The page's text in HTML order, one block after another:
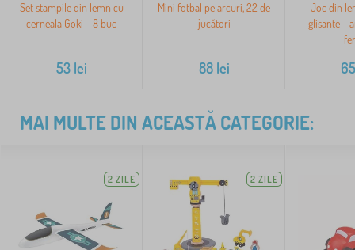
Set stampile din lemn cu
cerneala Goki - 8 buc
53lei
Mini fotbal pe arcuri, 22 de
jucători
88lei
Joc din
glisante -
65
MAI MULTE DIN ACEASTĂ CATEGORIE:
2 ZILE 2 ZILE